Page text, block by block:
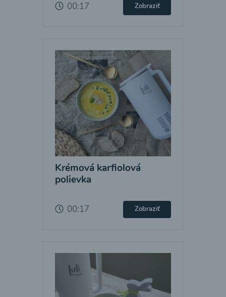
00:17 Zobraziť
Krémová karfiolová
polievka
00:17 Zobraziť